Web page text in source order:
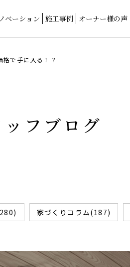
ベーション 施工事例 オーナー様の声
で手に入る！？
フブログ
家づくりコラム(187)